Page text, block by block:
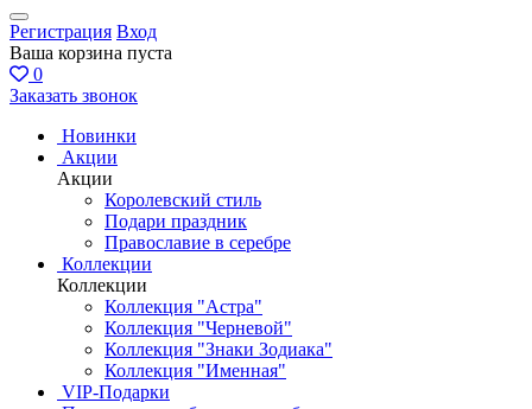
Регистрация Вход
Ваша корзина пуста
0
Заказать звонок
Новинки
Акции
Акции
Королевский стиль
Подари праздник
Православие в серебре
Коллекции
Коллекции
Коллекция "Астра"
Коллекция "Черневой"
Коллекция "Знаки Зодиака"
Коллекция "Именная"
VIP-Подарки